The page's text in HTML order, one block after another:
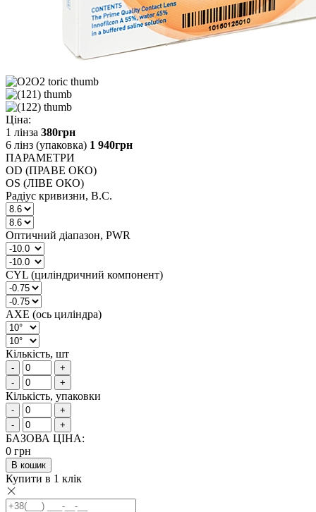
Ціна:
1 лінза 380грн
6 лінз (упаковка) 1 940грн
ПАРАМЕТРИ
OD (ПРАВЕ ОКО)
OS (ЛІВЕ ОКО)
Радіус кривизни, B.C.
Оптичний діапазон, PWR
CYL (циліндричний компонент)
AXE (ось циліндра)
Кількість, шт
-
+
-
+
Кількість, упаковки
-
+
-
+
БАЗОВА ЦІНА:
0 грн
В кошик
Купити в 1 клік